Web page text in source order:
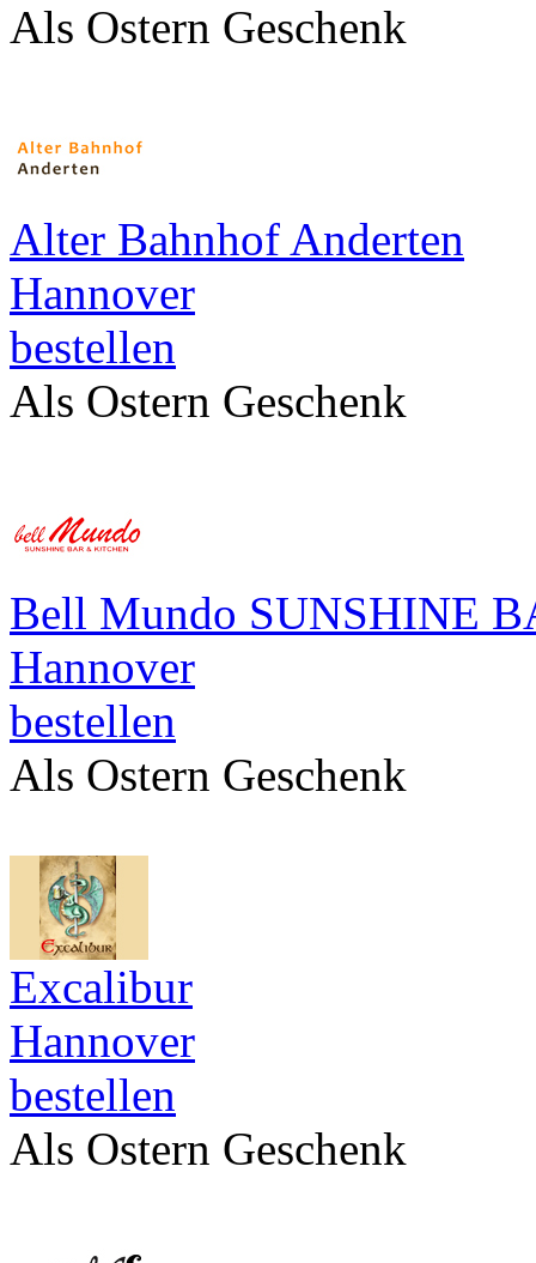
Als Ostern Geschenk
Alter Bahnhof Anderten
Hannover
bestellen
Als Ostern Geschenk
Bell Mundo SUNSHINE
Hannover
bestellen
Als Ostern Geschenk
Excalibur
Hannover
bestellen
Als Ostern Geschenk